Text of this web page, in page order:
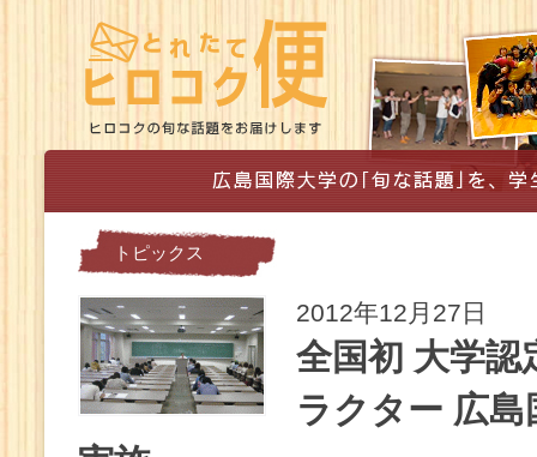
トピックス
2012年12月27日
全国初 大学認
ラクター 広